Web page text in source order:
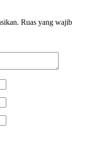
Ruas yang wajib